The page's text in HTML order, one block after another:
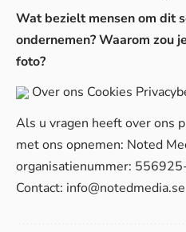
Wat bezielt mensen om dit
ondernemen? Waarom zou
foto?
Over ons Cookies
Als u vragen heeft over ons
met ons opnemen: Noted
organisatienummer:
Contact: info@notedmedia.se